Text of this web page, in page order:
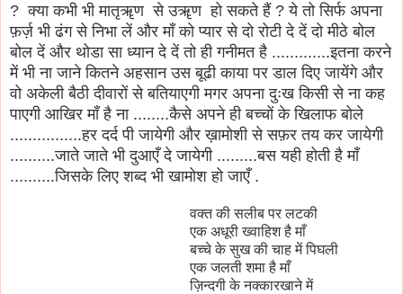
? क्या कभी भी मातृॠण से उॠण हो सकते हैं ? ये तो सिर्फ अपना
फ़र्ज़ भी ढंग से निभा लें और माँ को प्यार से दो रोटी दे दें दो मीठे बोल
बोल दें और थोडा सा ध्यान दे दें तो ही गनीमत है .............इतना करने
में भी ना जाने कितने अहसान उस बूढी काया पर डाल दिए जायेंगे और
वो अकेली बैठी दीवारों से बतियाएगी मगर अपना दुःख किसी से ना कह
पाएगी आखिर माँ है ना ........कैसे अपने ही बच्चों के खिलाफ बोले
................हर दर्द पी जायेगी और ख़ामोशी से सफ़र तय कर जायेगी
..........जाते जाते भी दुआएँ दे जायेगी .........बस यही होती है माँ
..........जिसके लिए शब्द भी खामोश हो जाएँ .
वक्त की सलीब पर लटकी
एक अधूरी ख्वाहिश है माँ
बच्चे के सुख की चाह में पिघली
एक जलती शमा है माँ
ज़िन्दगी के नक्कारखाने में